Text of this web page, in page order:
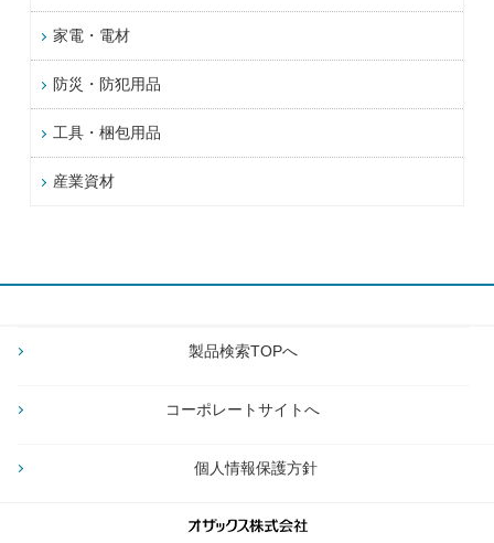
家電・電材
防災・防犯用品
工具・梱包用品
産業資材
製品検索TOPへ
コーポレートサイトへ
個人情報保護方針